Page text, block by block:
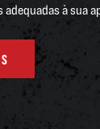
à sua